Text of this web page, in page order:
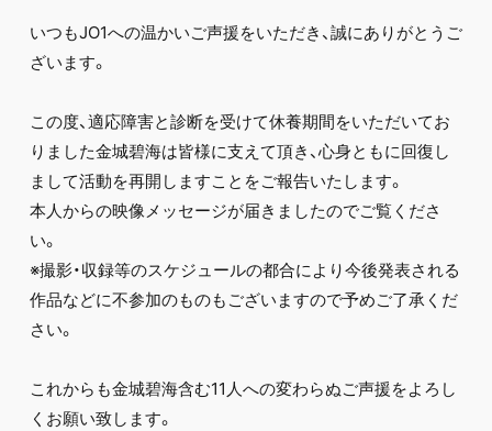
MESSAGE
J-Clip
SPECIAL
RELAY BLOG
STAFF BLOG
JOINLOGIN
いつもJO1への温かいご声援をいただき、誠にありがとうご
ざいます。
この度、適応障害と診断を受けて休養期間をいただいてお
りました金城碧海は皆様に支えて頂き、心身ともに回復し
まして活動を再開しますことをご報告いたします。
本人からの映像メッセージが届きましたのでご覧くださ
い。
※撮影・収録等のスケジュールの都合により今後発表される
作品などに不参加のものもございますので予めご了承くだ
さい。
これからも金城碧海含む11人への変わらぬご声援をよろし
くお願い致します。